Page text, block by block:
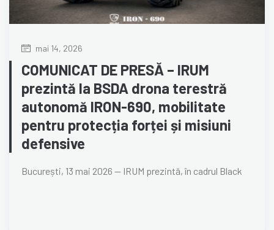
mai 14, 2026
COMUNICAT DE PRESĂ – IRUM
prezintă la BSDA drona terestră
autonomă IRON-690, mobilitate
pentru protecția forței și misiuni
defensive
București, 13 mai 2026 — IRUM prezintă, în cadrul Black